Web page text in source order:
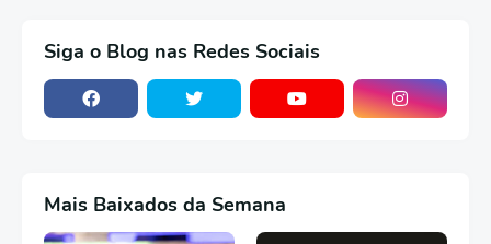
Siga o Blog nas Redes Sociais
Mais Baixados da Semana